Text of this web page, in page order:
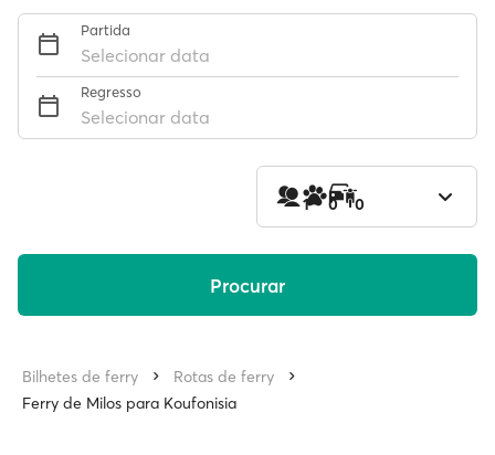
Partida
Selecionar data
Regresso
Selecionar data
1 0 0
Procurar
Bilhetes de ferry
Rotas de ferry
Ferry de Milos para Koufonisia